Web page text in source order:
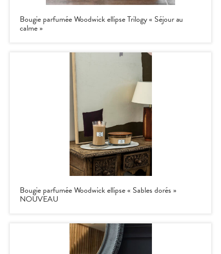
Bougie parfumée Woodwick ellipse Trilogy « Séjour au
calme »
Bougie parfumée Woodwick ellipse « Sables dorés »
NOUVEAU